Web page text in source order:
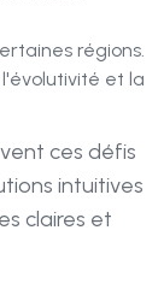
régions.
et la
ces défis
intuitives
claires et